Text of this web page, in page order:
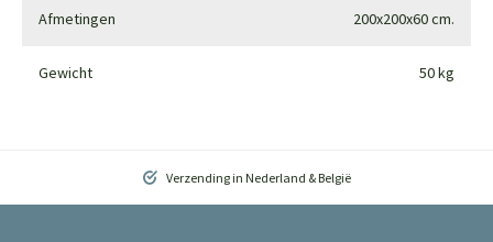
Afmetingen 200x200x60 cm.
Gewicht 50 kg
Verzending in Nederland & België